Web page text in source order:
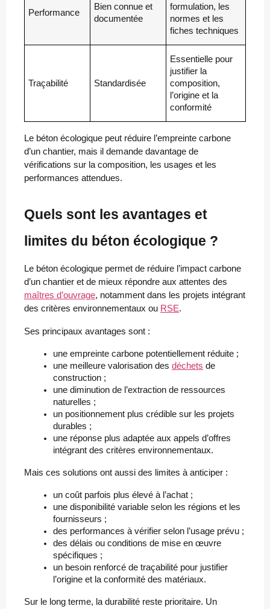
Performance
Bien connue et
documentée
formulation, les
normes et les
fiches techniques
Traçabilité Standardisée
Essentielle pour
justifier la
composition,
l’origine et la
conformité
Le béton écologique peut réduire l’empreinte carbone
d’un chantier, mais il demande davantage de
vérifications sur la composition, les usages et les
performances attendues.
Quels sont les avantages et
limites du béton écologique ?
Le béton écologique permet de réduire l’impact carbone
d’un chantier et de mieux répondre aux attentes des
maîtres d’ouvrage, notamment dans les projets intégrant
des critères environnementaux ou RSE.
Ses principaux avantages sont :
une empreinte carbone potentiellement réduite ;
une meilleure valorisation des déchets de
construction ;
une diminution de l’extraction de ressources
naturelles ;
un positionnement plus crédible sur les projets
durables ;
une réponse plus adaptée aux appels d’offres
intégrant des critères environnementaux.
Mais ces solutions ont aussi des limites à anticiper :
un coût parfois plus élevé à l’achat ;
une disponibilité variable selon les régions et les
fournisseurs ;
des performances à vérifier selon l’usage prévu ;
des délais ou conditions de mise en œuvre
spécifiques ;
un besoin renforcé de traçabilité pour justifier
l’origine et la conformité des matériaux.
Sur le long terme, la durabilité reste prioritaire. Un